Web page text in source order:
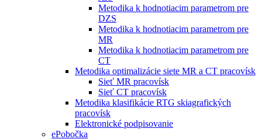
Metodika k hodnotiacim parametrom pre
DZS
Metodika k hodnotiacim parametrom pre
MR
Metodika k hodnotiacim parametrom pre
CT
Metodika optimalizácie siete MR a CT pracovísk
Sieť MR pracovísk
Sieť CT pracovísk
Metodika klasifikácie RTG skiagrafických
pracovísk
Elektronické podpisovanie
ePobočka